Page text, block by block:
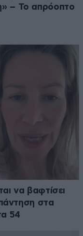
– Το απρόοπτο
να βαφτίσει
στα
54